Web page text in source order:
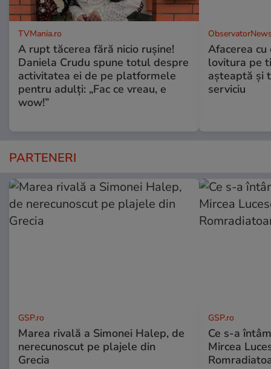
TVMania.ro
A rupt tăcerea fără nicio rușine!
Daniela Crudu spune totul despre
activitatea ei de pe platformele
pentru adulți: „Fac ce vreau, e
wow!”
Afacerea
lovitura pe
aşteaptă şi
serviciu
PARTENERI
GSP.ro
Marea rivală a Simonei Halep, de
nerecunoscut pe plajele din
Grecia
GSP.ro
Ce s-a
Mircea